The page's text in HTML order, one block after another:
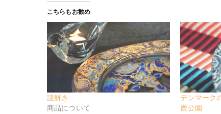
こちらもお勧め
謎解き
商品について
デンマーク
鹿公園